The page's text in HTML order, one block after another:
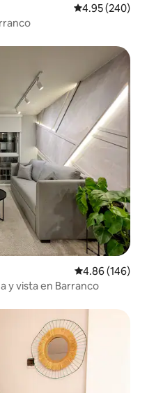
Calificación
4.95 (240)
Calificación
4.86 (146)
y vista en Barranco